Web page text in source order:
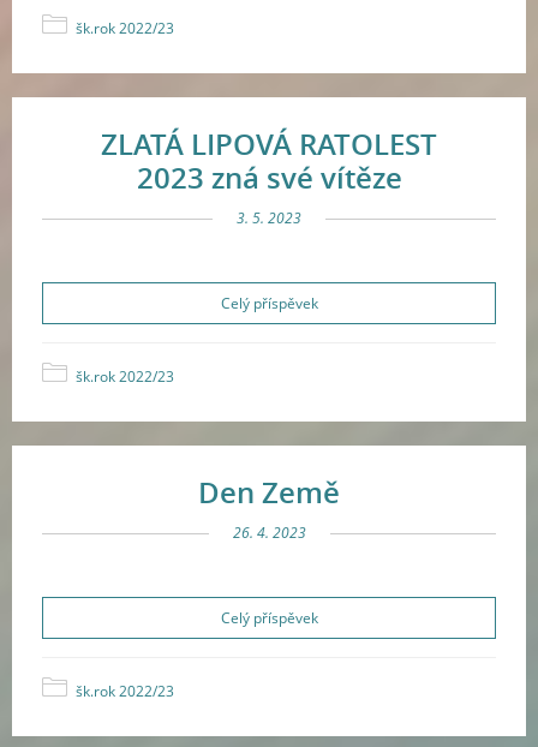
šk.rok 2022/23
ZLATÁ LIPOVÁ RATOLEST
2023 zná své vítěze
3. 5. 2023
Celý příspěvek
šk.rok 2022/23
Den Země
26. 4. 2023
Celý příspěvek
šk.rok 2022/23